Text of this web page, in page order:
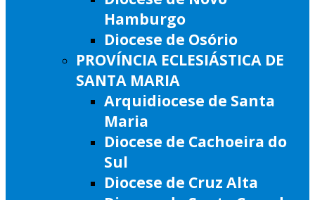
Hamburgo
Diocese de Osório
PROVÍNCIA ECLESIÁSTICA DE
SANTA MARIA
Arquidiocese de Santa
Maria
Diocese de Cachoeira do
Sul
Diocese de Cruz Alta